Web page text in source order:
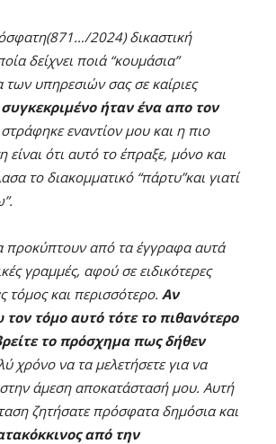
2024) δικαστική
δείχνει ποιά “κουμάσια”
των υπηρεσιών σας σε καίριες
συγκεκριμένο ήταν ένα απο τον
εναντίον μου και η πιο
είναι ότι αυτό το έπραξε, μόνο και
το διακομματικό “πάρτυ”και γιατί
προκύπτουν από τα έγγραφα αυτά
γραμμές, αφού σε ειδικότερες
τόμος και περισσότερο. Αν
τόμο αυτό τότε το πιθανότερο
το πρόσχημα πως δήθεν
χρόνο να τα μελετήσετε για να
άμεση αποκατάστασή μου. Αυτή
ζητήσατε πρόσφατα δημόσια και
από την